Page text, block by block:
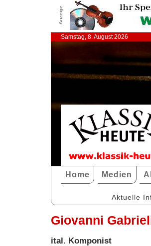
Anzeige
Samstag, 8. August 2026
Home Medien
Aktuelle
Giovanni
ital. Komponist